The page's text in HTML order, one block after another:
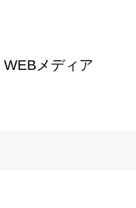
WEBメディア